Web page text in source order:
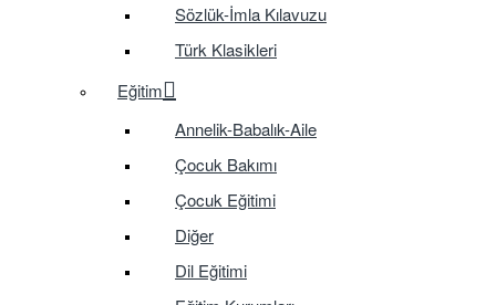
Sözlük-İmla Kılavuzu
Türk Klasikleri
Eğitim
Annelik-Babalık-Aile
Çocuk Bakımı
Çocuk Eğitimi
Diğer
Dil Eğitimi